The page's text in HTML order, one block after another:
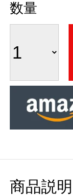
数量
商品説明